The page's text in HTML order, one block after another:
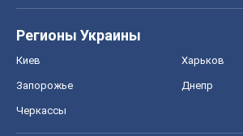
Регионы Украины
Киев Харьков
Запорожье Днепр
Черкассы